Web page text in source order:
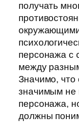
получать
персонажа с
между
Значимо, что
значимым не
персонажа,
должны